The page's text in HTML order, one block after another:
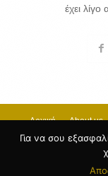
έχει
Αρχική About us
© 2017 INGOLDEN.GR -
Για να σου